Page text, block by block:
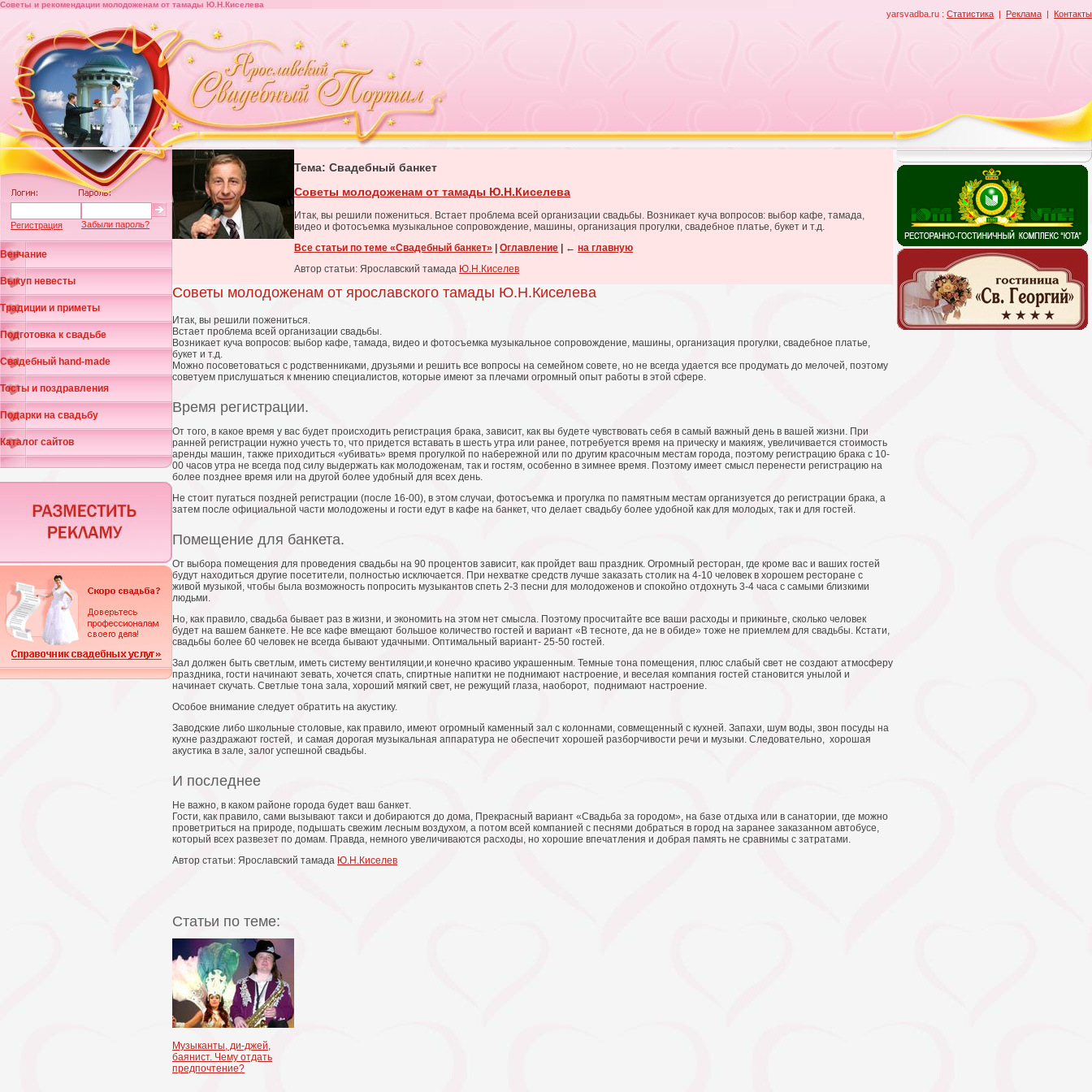
yarsvadba.ru : Статистика | Реклама | Контакты
Советы и рекомендации молодоженам от тамады Ю.Н.Киселева
Регистрация Забыли пароль?
Венчание
Выкуп невесты
Традиции и приметы
Подготовка к свадьбе
Свадебный hand-made
Тосты и поздравления
Подарки на свадьбу
Каталог сайтов
Тема: Свадебный банкет
Советы молодоженам от тамады Ю.Н.Киселева
Итак, вы решили пожениться. Встает проблема всей организации свадьбы. Возникает куча вопросов: выбор кафе, тамада,
видео и фотосъемка музыкальное сопровождение, машины, организация прогулки, свадебное платье, букет и т.д.
Все статьи по теме «Свадебный банкет»
Оглавление ← на главную
Автор статьи: Ярославский тамада Ю.Н.Киселев
Советы молодоженам от ярославского тамады Ю.Н.Киселева
Итак, вы решили пожениться.
Встает проблема всей организации свадьбы.
Возникает куча вопросов: выбор кафе, тамада, видео и фотосъемка музыкальное сопровождение, машины, организация прогулки, свадебное платье,
букет и т.д.
Можно посоветоваться с родственниками, друзьями и решить все вопросы на семейном совете, но не всегда удается все продумать до мелочей, поэтому
советуем прислушаться к мнению специалистов, которые имеют за плечами огромный опыт работы в этой сфере.
Время регистрации.
От того, в какое время у вас будет происходить регистрация брака, зависит, как вы будете чувствовать себя в самый важный день в вашей жизни. При
ранней регистрации нужно учесть то, что придется вставать в шесть утра или ранее, потребуется время на прическу и макияж, увеличивается стоимость
аренды машин, также приходиться «убивать» время прогулкой по набережной или по другим красочным местам города, поэтому регистрацию брака с 10-
00 часов утра не всегда под силу выдержать как молодоженам, так и гостям, особенно в зимнее время. Поэтому имеет смысл перенести регистрацию на
более позднее время или на другой более удобный для всех день.
Не стоит пугаться поздней регистрации (после 16-00), в этом случаи, фотосъемка и прогулка по памятным местам организуется до регистрации брака, а
затем после официальной части молодожены и гости едут в кафе на банкет, что делает свадьбу более удобной как для молодых, так и для гостей.
Помещение для банкета.
От выбора помещения для проведения свадьбы на 90 процентов зависит, как пройдет ваш праздник. Огромный ресторан, где кроме вас и ваших гостей
будут находиться другие посетители, полностью исключается. При нехватке средств лучше заказать столик на 4-10 человек в хорошем ресторане с
живой музыкой, чтобы была возможность попросить музыкантов спеть 2-3 песни для молодоженов и спокойно отдохнуть 3-4 часа с самыми близкими
людьми.
Но, как правило, свадьба бывает раз в жизни, и экономить на этом нет смысла. Поэтому просчитайте все ваши расходы и прикиньте, сколько человек
будет на вашем банкете. Не все кафе вмещают большое количество гостей и вариант «В тесноте, да не в обиде» тоже не приемлем для свадьбы. Кстати,
свадьбы более 60 человек не всегда бывают удачными. Оптимальный вариант- 25-50 гостей.
Зал должен быть светлым, иметь систему вентиляции,и конечно красиво украшенным. Темные тона помещения, плюс слабый свет не создают атмосферу
праздника, гости начинают зевать, хочется спать, спиртные напитки не поднимают настроение, и веселая компания гостей становится унылой и
начинает скучать. Светлые тона зала, хороший мягкий свет, не режущий глаза, наоборот, поднимают настроение.
Особое внимание следует обратить на акустику.
Заводские либо школьные столовые, как правило, имеют огромный каменный зал с колоннами, совмещенный с кухней. Запахи, шум воды, звон посуды на
кухне раздражают гостей, и самая дорогая музыкальная аппаратура не обеспечит хорошей разборчивости речи и музыки. Следовательно, хорошая
акустика в зале, залог успешной свадьбы.
И последнее
Не важно, в каком районе города будет ваш банкет.
Гости, как правило, сами вызывают такси и добираются до дома, Прекрасный вариант «Свадьба за городом», на базе отдыха или в санатории, где можно
проветриться на природе, подышать свежим лесным воздухом, а потом всей компанией с песнями добраться в город на заранее заказанном автобусе,
который всех развезет по домам. Правда, немного увеличиваются расходы, но хорошие впечатления и добрая память не сравнимы с затратами.
Автор статьи: Ярославский тамада Ю.Н.Киселев
Статьи по теме:
Музыканты, ди-джей,
баянист. Чему отдать
предпочтение?